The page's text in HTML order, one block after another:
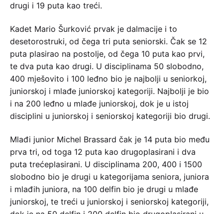
drugi i 19 puta kao treći.
Kadet Mario Šurković prvak je dalmacije i to
desetorostruki, od čega tri puta seniorski. Čak se 12
puta plasirao na postolje, od čega 10 puta kao prvi,
te dva puta kao drugi. U disciplinama 50 slobodno,
400 mješovito i 100 leđno bio je najbolji u seniorkoj,
juniorskoj i mlađe juniorskoj kategoriji. Najbolji je bio
i na 200 leđno u mlađe juniorskoj, dok je u istoj
disciplini u juniorskoj i seniorskoj kategoriji bio drugi.
Mlađi junior Michel Brassard čak je 14 puta bio među
prva tri, od toga 12 puta kao drugoplasirani i dva
puta trećeplasirani. U disciplinama 200, 400 i 1500
slobodno bio je drugi u kategorijama seniora, juniora
i mlađih juniora, na 100 delfin bio je drugi u mlađe
juniorskoj, te treći u juniorskoj i seniorskoj kategoriji,